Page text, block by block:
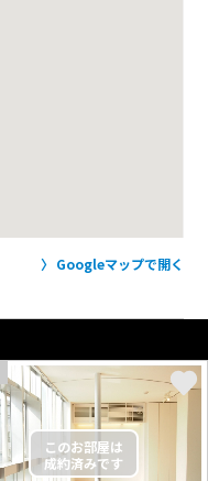
Googleマップで開く